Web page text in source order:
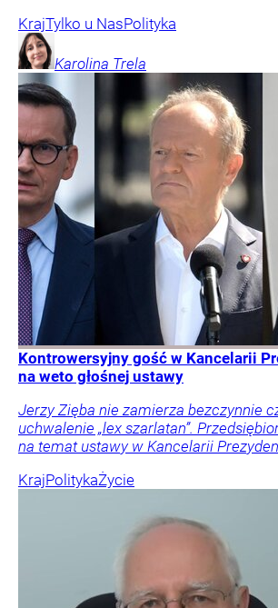
KrajTylko u NasPolityka
Karolina Trela
Kontrowersyjny gość w Kancelarii
na weto głośnej ustawy
Jerzy Zięba nie zamierza bezczynnie
uchwalenie „lex szarlatan”.
na temat ustawy w Kancelarii
KrajPolitykaŻycie